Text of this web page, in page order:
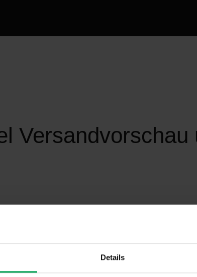
Details
Packmittel Versandvorschau und Lieferavis mit EDI